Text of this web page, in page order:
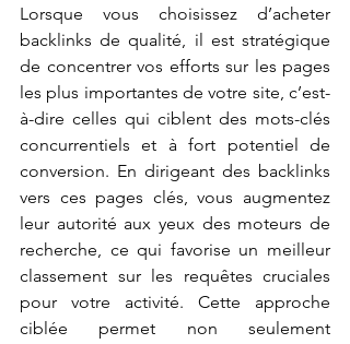
Lorsque vous choisissez d’acheter
backlinks de qualité, il est stratégique
de concentrer vos efforts sur les pages
les plus importantes de votre site, c’est-
à-dire celles qui ciblent des mots-clés
concurrentiels et à fort potentiel de
conversion. En dirigeant des backlinks
vers ces pages clés, vous augmentez
leur autorité aux yeux des moteurs de
recherche, ce qui favorise un meilleur
classement sur les requêtes cruciales
pour votre activité. Cette approche
ciblée permet non seulement